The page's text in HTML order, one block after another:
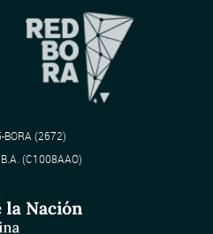
(2672)
(C1008AAO)